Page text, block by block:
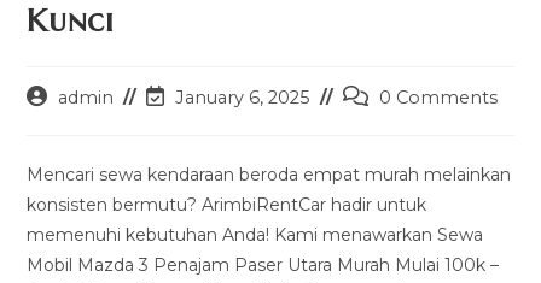
Kunci
Postadmin
PostJanuary 6, 2025
Post0 Comments
Mencari sewa kendaraan beroda empat murah melainkan
konsisten bermutu? ArimbiRentCar hadir untuk
memenuhi kebutuhan Anda! Kami menawarkan Sewa
Mobil Mazda 3 Penajam Paser Utara Murah Mulai 100k –